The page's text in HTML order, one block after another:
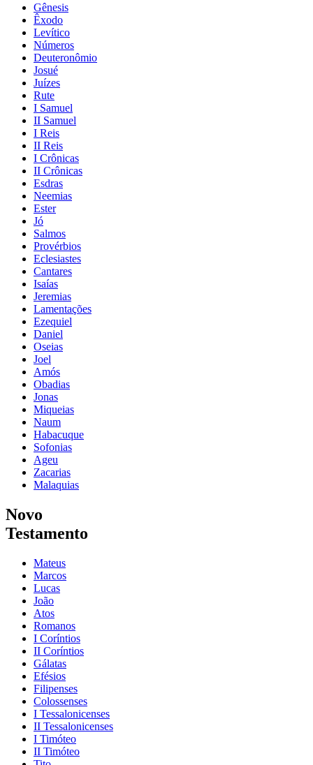
Gênesis
Êxodo
Levítico
Números
Deuteronômio
Josué
Juízes
Rute
I Samuel
II Samuel
I Reis
II Reis
I Crônicas
II Crônicas
Esdras
Neemias
Ester
Jó
Salmos
Provérbios
Eclesiastes
Cantares
Isaías
Jeremias
Lamentações
Ezequiel
Daniel
Oseias
Joel
Amós
Obadias
Jonas
Miqueias
Naum
Habacuque
Sofonias
Ageu
Zacarias
Malaquias
Novo
Testamento
Mateus
Marcos
Lucas
João
Atos
Romanos
I Coríntios
II Coríntios
Gálatas
Efésios
Filipenses
Colossenses
I Tessalonicenses
II Tessalonicenses
I Timóteo
II Timóteo